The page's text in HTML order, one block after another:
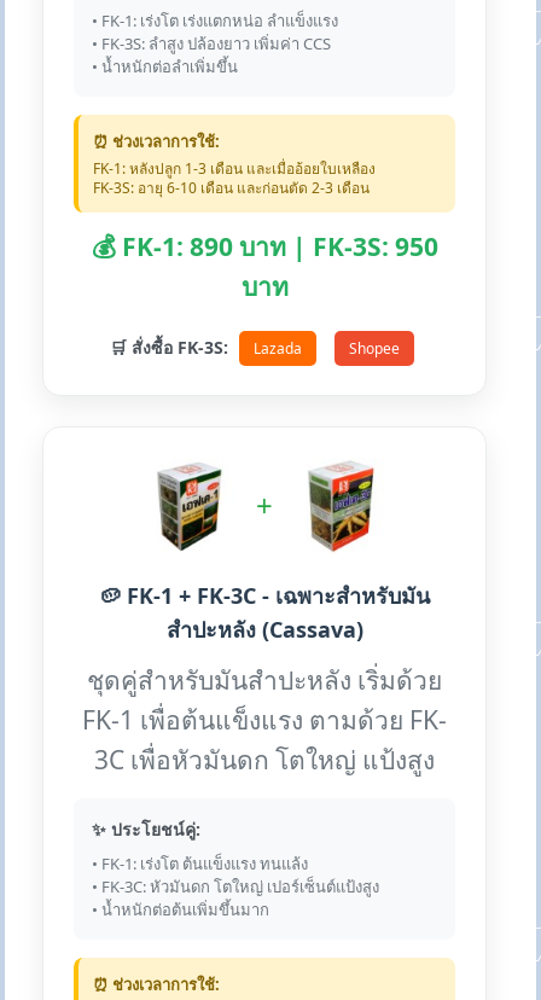
• FK-1: เร่งโต เร่งแตกหน่อ ลำแข็งแรง
• FK-3S: ลำสูง ปล้องยาว เพิ่มค่า CCS
• น้ำหนักต่อลำเพิ่มขึ้น
⏰ ช่วงเวลาการใช้:
FK-1: หลังปลูก 1-3 เดือน และเมื่ออ้อยใบเหลือง
FK-3S: อายุ 6-10 เดือน และก่อนตัด 2-3 เดือน
💰 FK-1: 890 บาท | FK-3S: 950
บาท
🛒 สั่งซื้อ FK-3S: Lazada Shopee
+
🥔 FK-1 + FK-3C - เฉพาะสำหรับมัน
สำปะหลัง (Cassava)
ชุดคู่สำหรับมันสำปะหลัง เริ่มด้วย
FK-1 เพื่อต้นแข็งแรง ตามด้วย FK-
3C เพื่อหัวมันดก โตใหญ่ แป้งสูง
✨ ประโยชน์คู่:
• FK-1: เร่งโต ต้นแข็งแรง ทนแล้ง
• FK-3C: หัวมันดก โตใหญ่ เปอร์เซ็นต์แป้งสูง
• น้ำหนักต่อต้นเพิ่มขึ้นมาก
⏰ ช่วงเวลาการใช้: